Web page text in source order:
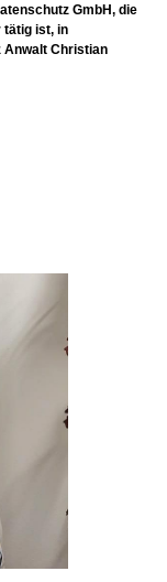
GmbH, die
tätig ist, in
Anwalt Christian